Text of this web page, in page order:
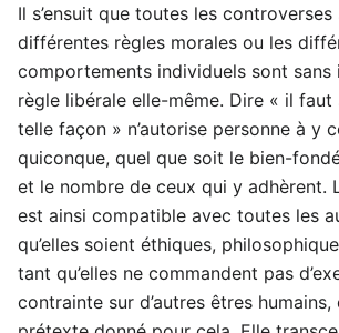
Il s’ensuit que toutes les controverses
différentes règles morales ou les
comportements individuels sont sans
règle libérale elle-même. Dire « il
telle façon » n’autorise personne à y
quiconque, quel que soit le bien-
et le nombre de ceux qui y adhèrent.
est ainsi compatible avec toutes les
qu’elles soient éthiques,
tant qu’elles ne commandent pas
contrainte sur d’autres êtres